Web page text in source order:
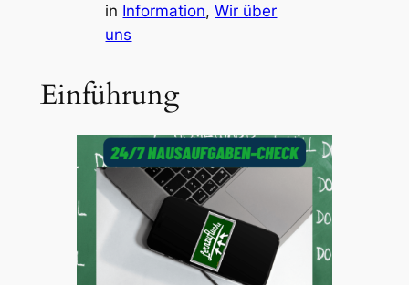
in Information, Wir über
uns
Einführung